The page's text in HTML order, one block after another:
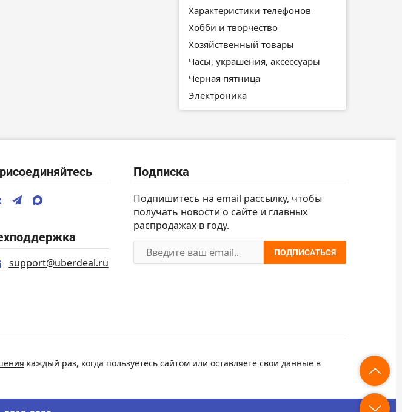
Характеристики телефонов
Хобби и творчество
Хозяйственный товары
Часы, украшения, аксессуары
Черная пятница
Электроника
support@uberdeal.ru
Подписка
Подпишитесь на email рассылку, чтобы
получать новости о сайте и главных
распродажах в году.
ПОДПИСАТЬСЯ
каждый раз, когда пользуетесь сайтом или оставляете свои данные в